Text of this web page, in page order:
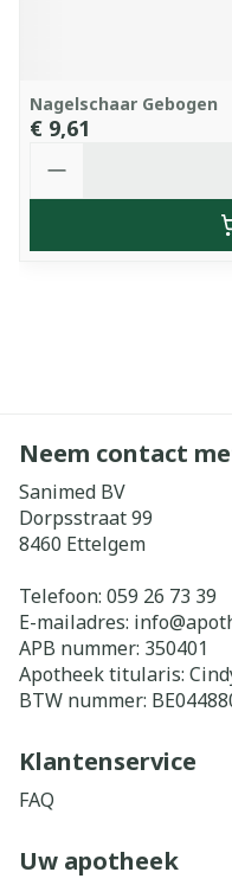
Nagelschaar Gebogen
€ 9,61
Neem contact
Sanimed BV
Dorpsstraat 99
8460 Ettelgem
Telefoon: 059 26 73 39
E-mailadres: info@
APB nummer: 350401
Apotheek titularis:
BTW nummer:
Klantenservice
FAQ
Uw apotheek